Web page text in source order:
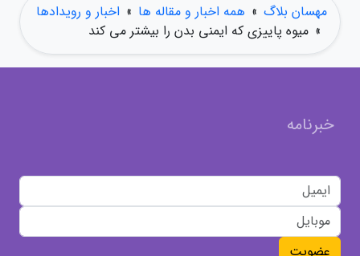
مهسان بلاگ » همه اخبار و مقاله ها » اخبار و رویدادها
» میوه پاییزی که ایمنی بدن را بیشتر می کند
خبرنامه
عضویت